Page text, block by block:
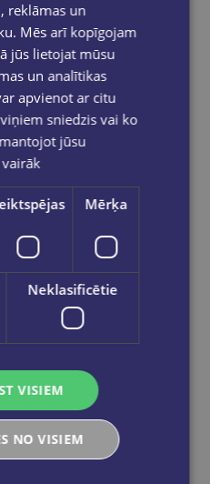
Burtnīca 2.-3.kl. 12 lapas līniju
reklāmas un
Mēs arī kopīgojam
jūs lietojat mūsu
un analītikas
apvienot ar citu
sniedzis vai ko
jūsu
Mērķa
Neklasificētie
VISIEM
NO VISIEM